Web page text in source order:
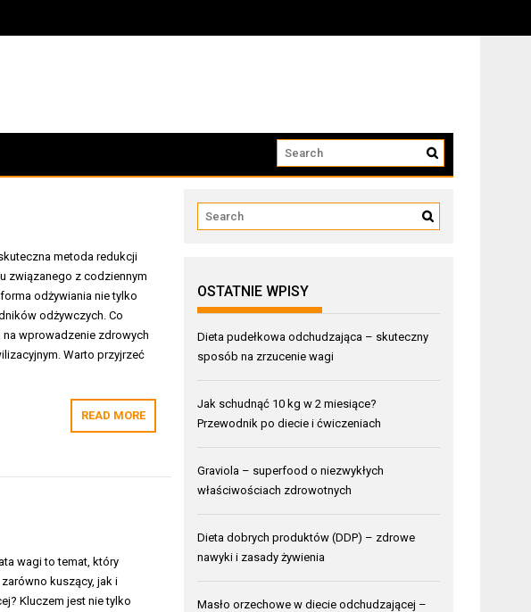
metoda redukcji
związanego z codziennym
odżywiania nie tylko
odżywczych. Co
wprowadzenie zdrowych
Warto przyjrzeć
READ MORE
wagi to temat, który
kuszący, jak i
Kluczem jest nie tylko
OSTATNIE WPISY
Dieta pudełkowa odchudzająca – skuteczny
sposób na zrzucenie wagi
Jak schudnąć 10 kg w 2 miesiące?
Przewodnik po diecie i ćwiczeniach
Graviola – superfood o niezwykłych
właściwościach zdrowotnych
Dieta dobrych produktów (DDP) – zdrowe
nawyki i zasady żywienia
Masło orzechowe w diecie odchudzającej –